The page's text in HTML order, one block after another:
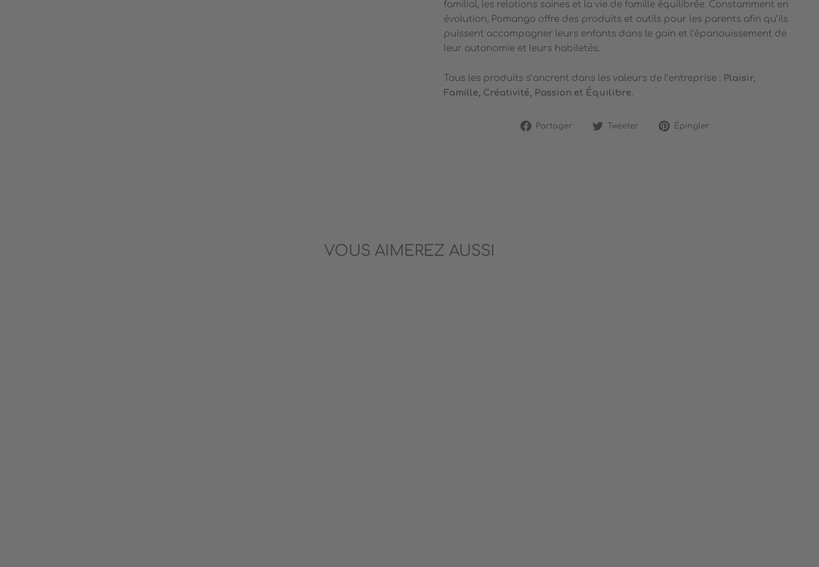
familial, les relations saines et la vie de famille équilibrée. Constamment en
évolution, Pomango offre des produits et outils pour les parents afin qu’ils
puissent accompagner leurs enfants dans le gain et l’épanouissement de
leur autonomie et leurs habiletés.
Tous les produits s’ancrent dans les valeurs de l’entreprise : Plaisir,
Famille, Créativité, Passion et Équilibre.
Partager
PartagerTweeter
TweeterÉpingler
VOUS AIMEREZ AUSSI